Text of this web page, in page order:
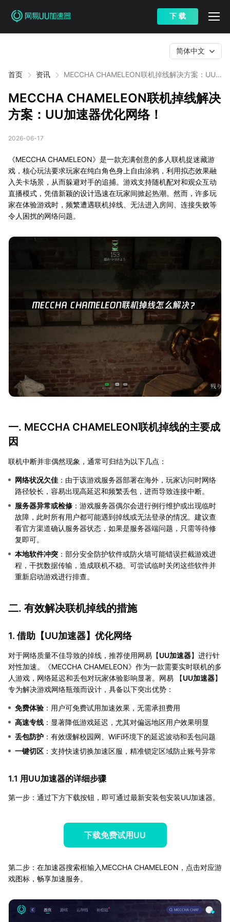
下 载
首页 资讯
MECCHA CHAMELEON联机掉线解决方案：UU
简体中文
MECCHA CHAMELEON联机掉线解决
方案：UU加速器优化网络！
2026-06-17
《MECCHA CHAMELEON》是一款充满创意的多人联机捉迷藏游
戏，核心玩法要求玩家在纯白角色身上自由涂鸦，利用拟态效果融
入关卡场景，从而躲避对手的追捕。游戏支持随机配对和观众互动
直播模式，凭借新颖的设计迅速在玩家间掀起热潮。然而，许多玩
家在体验游戏时，频繁遭遇联机掉线、无法进入房间、连接失败等
令人困扰的网络问题。
一. MECCHA CHAMELEON联机掉线的主要成
因
联机中断并非偶然现象，通常可归结为以下几点：
网络状况欠佳 ：由于该游戏服务器部署在海外，玩家访问时网络
路径较长，容易出现高延迟和频繁丢包，进而导致连接中断。
服务器异常或检修 ：游戏服务器偶尔会进行例行维护或出现临时
故障，此时所有用户都可能遇到掉线或无法登录的情况。建议查
看官方渠道确认服务器状态，如果是服务器端问题，只需等待修
复即可。
本地软件冲突 ：部分安全防护软件或防火墙可能错误拦截游戏进
程，干扰数据传输，造成联机不稳。可尝试临时关闭这些软件并
重新启动游戏进行排查。
二. 有效解决联机掉线的措施
1. 借助【UU加速器】优化网络
对于网络质量不佳导致的掉线，推荐使用网易【UU加速器】进行针
对性加速。《MECCHA CHAMELEON》作为一款需要实时联机的多
人游戏，网络延迟和丢包对玩家体验影响显著。网易 【UU加速器】
专为解决游戏网络瓶颈而设计，具备以下突出优势：
免费体验 ：用户可免费试用加速效果，无需承担费用
高速专线 ：显著降低游戏延迟，尤其对偏远地区用户效果明显
丢包防护 ：有效缓解校园网、WiFi环境下的延迟波动和丢包问题
一键切区 ：支持快速切换加速区服，精准锁定区域防止账号异常
1.1 用UU加速器的详细步骤
第一步：通过下方下载按钮，即可通过最新安装包安装UU加速器。
下载免费试用UU
第二步：在加速器搜索框输入MECCHA CHAMELEON，点击对应游
戏图标，畅享加速服务。